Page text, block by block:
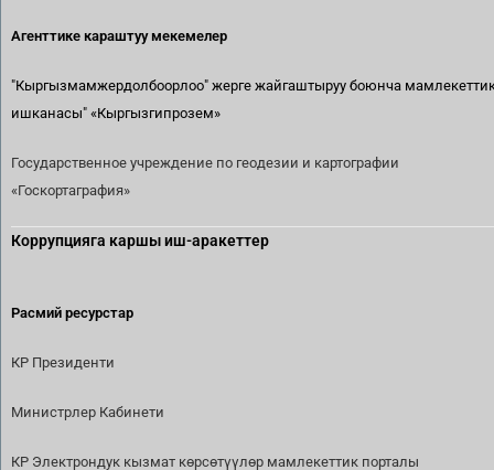
Агенттике караштуу мекемелер
"Кыргызмамжердолбоорлоо" жерге жайгаштыруу боюнча
ишканасы" «Кыргызгипрозем»
Государственное учреждение по геодезии и картографии
«Госкортаграфия»
Коррупцияга каршы иш-аракеттер
Расмий ресурстар
КР Президенти
Министрлер Кабинети
КР Электрондук кызмат көрсөтүүлөр мамлекеттик порталы